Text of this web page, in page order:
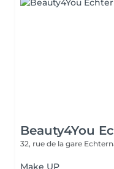
Beauty4You
32, rue de la gare
Make UP